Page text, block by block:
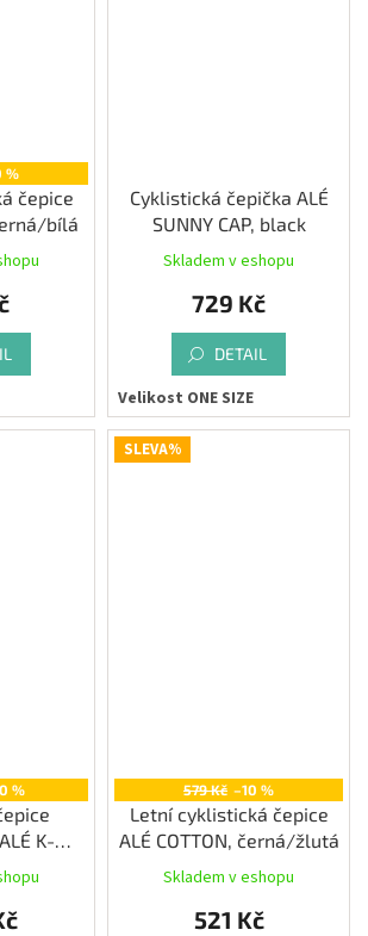
%
čepice
bílá
Cyklistická čepička ALÉ
SUNNY CAP, black
Skladem v eshopu
729 Kč
DETAIL
Velikost ONE SIZE
%
K-
SLEVA%
579 Kč –10 %
Letní cyklistická čepice
ALÉ COTTON, černá/žlutá
Skladem v eshopu
521 Kč